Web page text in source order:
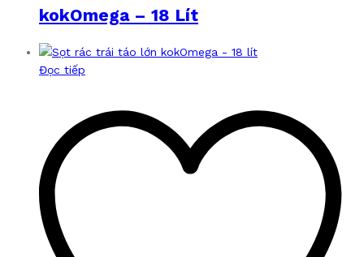
kokOmega – 18 Lít
Đọc tiếp